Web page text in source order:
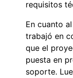
requisitos
En cuanto
trabajó en
que el
puesta en
soporte.